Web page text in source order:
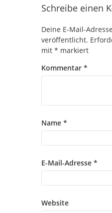
Schreibe einen
Deine E-Mail-
veröffentlicht.
mit * markiert
Kommentar *
Name *
E-Mail-Adresse *
Website